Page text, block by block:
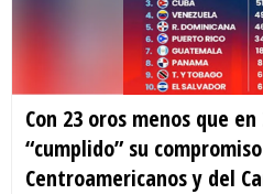
Con 23 oros menos que
“cumplido” su
Centroamericanos y del